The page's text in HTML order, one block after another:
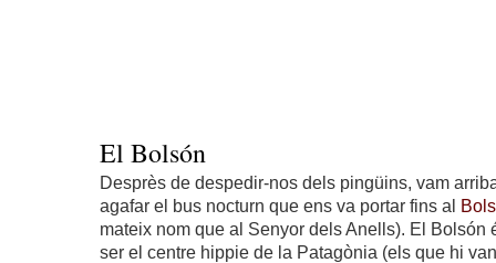
El Bolsón
Desprès de despedir-nos dels pingüins, vam
agafar el bus nocturn que ens va portar fins al
mateix nom que al Senyor dels Anells). El Bolsón
ser el centre hippie de la Patagònia (els que hi